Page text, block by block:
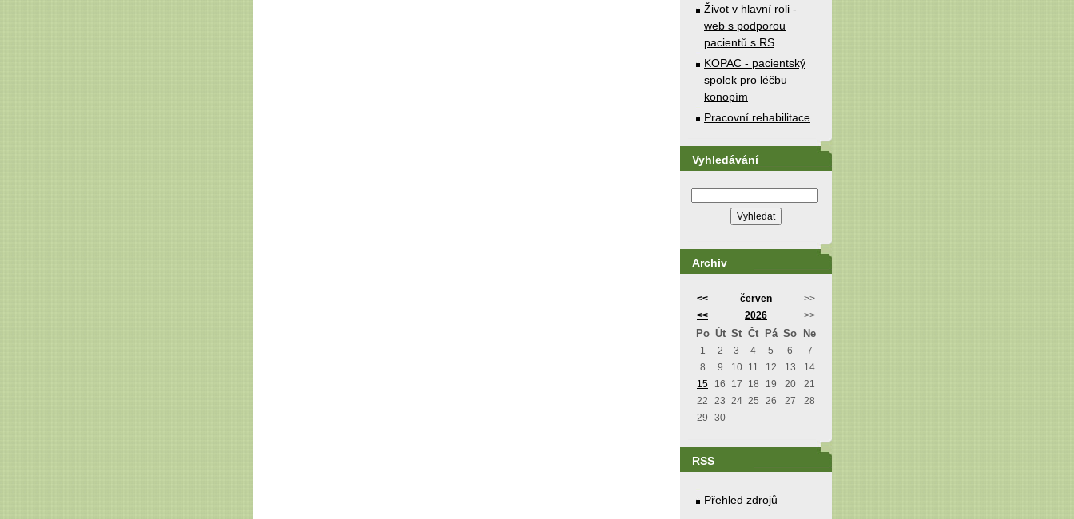
Život v hlavní roli -
web s podporou
pacientů s RS
KOPAC - pacientský
spolek pro léčbu
konopím
Pracovní rehabilitace
Vyhledávání
Archiv
<< červen
>>
<<
2026 >>
Po Út St Čt Pá So Ne
1 2 3 4 5 6
7
8
9 10 11 12 13
14
15
16 17 18 19 20
21
22
23 24 25 26 27
28
29
30
RSS
Přehled zdrojů